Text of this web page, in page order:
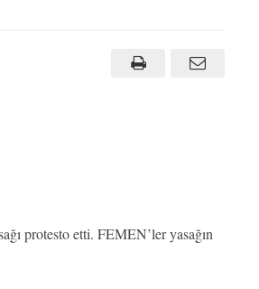
protesto etti. FEMEN’ler yasağın